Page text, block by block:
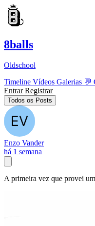
8balls
Oldschool
Timeline Vídeos Galerias 💬
Entrar Registrar
Todos os Posts
Enzo Vander
há 1 semana
A primeira vez que provei